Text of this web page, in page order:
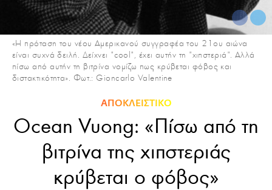
«H πρόταση του νέου Αμερικανού συγγραφέα του 21ου αιώνα
είναι συχνά δειλή. Δείχνει "cool", έχει αυτήν τη "χιπστεριά". Αλλά
πίσω από αυτήν τη βιτρίνα νομίζω πως κρύβεται φόβος και
διστακτικότητα». Φωτ.: Gioncarlo Valentine
ΑΠΟΚΛΕΙΣΤΙΚΟ
Ocean Vuong: «Πίσω από τη
βιτρίνα της χιπστεριάς
κρύβεται ο φόβος»